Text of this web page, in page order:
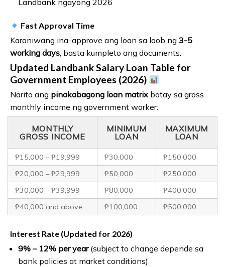
Landbank ngayong 2026
Fast Approval Time
Karaniwang ina-approve ang loan sa loob ng 3-5
working days, basta kumpleto ang documents.
Updated Landbank Salary Loan Table for
Government Employees (2026)
Narito ang pinakabagong loan matrixbatay sa gross
monthly income ng government worker:
MONTHLY
GROSS INCOME
MINIMUM
LOAN
MAXIMUM
LOAN
₱15,000 – ₱19,999 ₱30,000
₱150,000
₱20,000 – ₱29,999
₱50,000
₱250,000
₱30,000 – ₱39,999
₱80,000
₱400,000
₱40,000 and above
₱100,000 ₱500,000
Interest Rate (Updated for 2026)
9% – 12% per year(subject to change depende sa
bank policies at market conditions)